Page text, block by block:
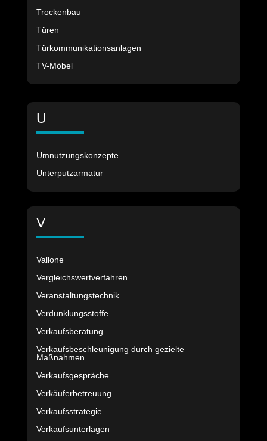
Trockenbau
Türen
Türkommunikationsanlagen
TV-Möbel
U
Umnutzungskonzepte
Unterputzarmatur
V
Vallone
Vergleichswertverfahren
Veranstaltungstechnik
Verdunklungsstoffe
Verkaufsberatung
Verkaufsbeschleunigung durch gezielte
Maßnahmen
Verkaufsgespräche
Verkäuferbetreuung
Verkaufsstrategie
Verkaufsunterlagen